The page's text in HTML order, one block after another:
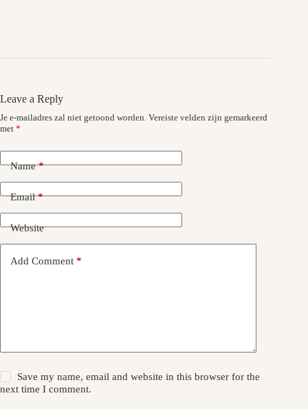
Leave a Reply
Je e-mailadres zal niet getoond worden. Vereiste velden zijn gemarkeerd
met *
Name*
Email*
Website
Add Comment *
Save my name, email and website in this browser for the
next time I comment.